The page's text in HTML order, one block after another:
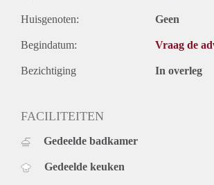
Huisgenoten: Geen
Begindatum: Vraag de
Bezichtiging In overleg
FACILITEITEN
Gedeelde badkamer
Gedeelde keuken